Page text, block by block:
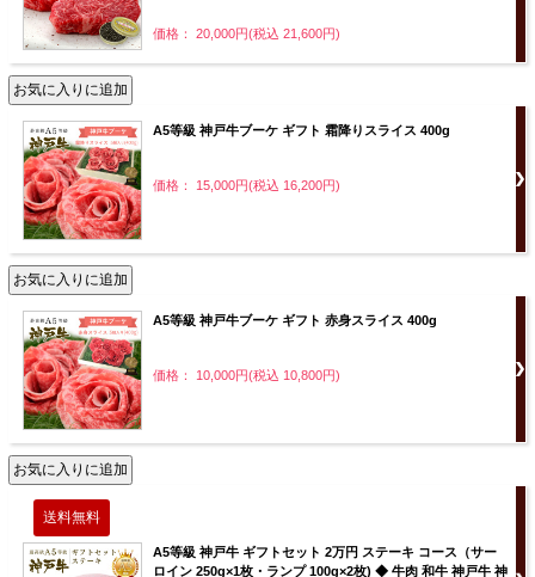
価格： 20,000円(税込 21,600円)
A5等級 神戸牛ブーケ ギフト 霜降りスライス 400g
価格： 15,000円(税込 16,200円)
A5等級 神戸牛ブーケ ギフト 赤身スライス 400g
価格： 10,000円(税込 10,800円)
A5等級 神戸牛 ギフトセット 2万円 ステーキ コース（サー
ロイン 250g×1枚・ランプ 100g×2枚) ◆ 牛肉 和牛 神戸牛 神